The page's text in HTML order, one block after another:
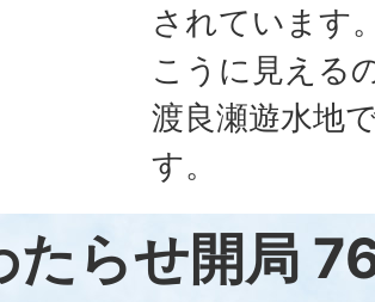
されています
こうに見える
渡良瀬遊水地
す。
たらせ開局